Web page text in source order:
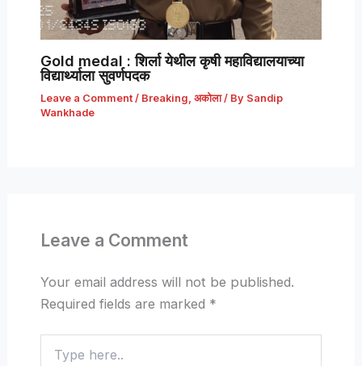
Gold medal : शिर्ला येथील कृषी महाविद्यालयाच्या
विद्यार्थ्याला सुवर्णपदक
Leave a Comment / Breaking, अकोला/ By Sandip
Wankhade
Leave a Comment
Your email address will not be published.
Required fields are marked *
here..